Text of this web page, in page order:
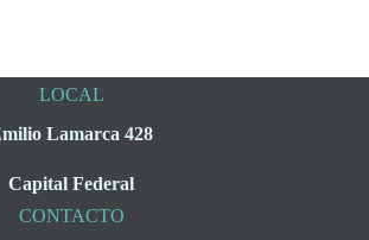
LOCAL
Lamarca 428
Capital Federal
CONTACTO